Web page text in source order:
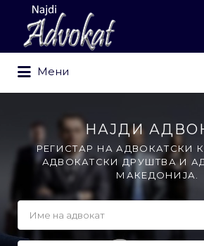
Search
for:
Мени
for:
НАЈДИ
РЕГИСТАР НА АДВОКАТСКИ
АДВОКАТСКИ ДРУШТВА И
МАКЕДОНИЈА.